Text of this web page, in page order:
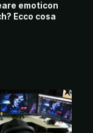
emoticon
Ecco cosa